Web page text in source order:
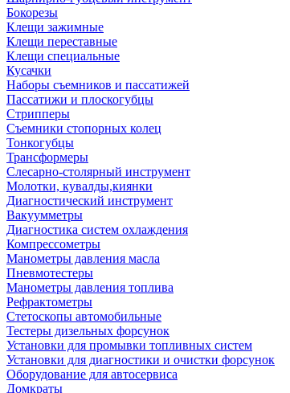
Бокорезы
Клещи зажимные
Клещи переставные
Клещи специальные
Кусачки
Наборы съемников и пассатижей
Пассатижи и плоскогубцы
Стрипперы
Съемники стопорных колец
Тонкогубцы
Трансформеры
Слесарно-столярный инструмент
Молотки, кувалды,киянки
Диагностический инструмент
Вакуумметры
Диагностика систем охлаждения
Компрессометры
Манометры давления масла
Пневмотестеры
Манометры давления топлива
Рефрактометры
Стетоскопы автомобильные
Тестеры дизельных форсунок
Установки для промывки топливных систем
Установки для диагностики и очистки форсунок
Оборудование для автосервиса
Домкраты